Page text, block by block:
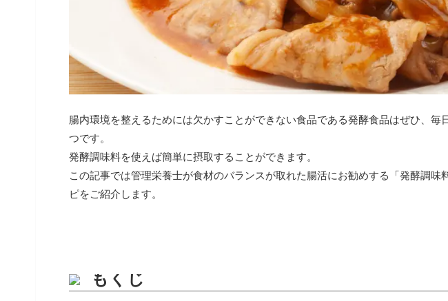
腸内環境を整えるためには欠かすことができない食品である発酵食品はぜひ、毎
つです。
発酵調味料を使えば簡単に摂取することができます。
この記事では管理栄養士が食材のバランスが取れた腸活にお勧めする「発酵調味
ピをご紹介します。
もくじ